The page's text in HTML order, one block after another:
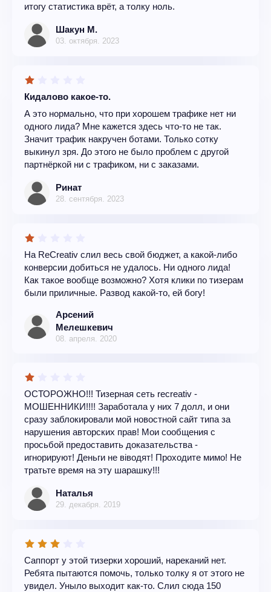
итогу статистика врёт, а толку ноль.
Шакун М.
03. октября. 2023
Кидалово какое-то.
А это нормально, что при хорошем трафике нет ни
одного лида? Мне кажется здесь что-то не так.
Значит трафик накручен ботами. Только сотку
выкинул зря. До этого не было проблем с другой
партнёркой ни с трафиком, ни с заказами.
Ринат
28. сентября. 2023
На ReCreativ слил весь свой бюджет, а какой-либо
конверсии добиться не удалось. Ни одного лида!
Как такое вообще возможно? Хотя клики по тизерам
были приличные. Развод какой-то, ей богу!
Арсений
Мелешкевич
08. апреля. 2020
ОСТОРОЖНО!!! Тизерная сеть recreativ -
МОШЕННИКИ!!!! Заработала у них 7 долл, и они
сразу заблокировали мой новостной сайт типа за
нарушения авторских прав! Мои сообщения с
просьбой предоставить доказательства -
игнорируют! Деньги не віводят! Проходите мимо! Не
тратьте время на эту шарашку!!!
Наталья
29. декабря. 2019
Саппорт у этой тизерки хороший, нареканий нет.
Ребята пытаются помочь, только толку я от этого не
увидел. Уныло выходит как-то. Слил сюда 150